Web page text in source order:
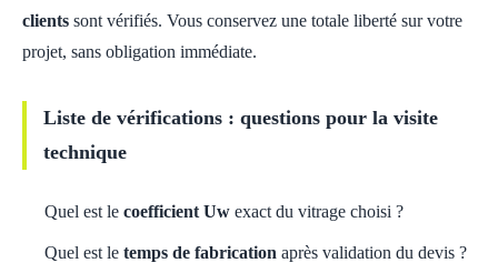
clients sont vérifiés. Vous conservez une totale liberté sur votre
projet, sans obligation immédiate.
Liste de vérifications : questions pour la visite
technique
Quel est le coefficient Uw exact du vitrage choisi ?
Quel est le temps de fabrication après validation du devis ?